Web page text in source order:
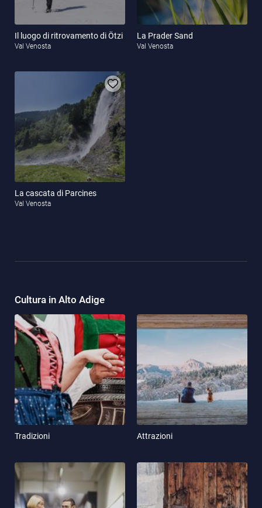
Il luogo di ritrovamento di Ötzi
Val Venosta
La Prader Sand
Val Venosta
La cascata di Parcines
Val Venosta
Cultura in Alto Adige
Tradizioni Attrazioni